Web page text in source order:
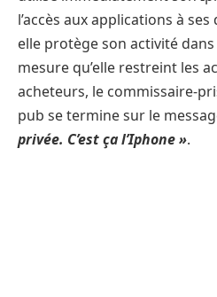
l’accès aux applications à
elle protège son activité
mesure qu’elle restreint les
acheteurs, le commissaire-
pub se termine sur le
privée. C’est ça l’Iphone ».